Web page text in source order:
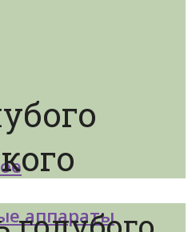
аппараты